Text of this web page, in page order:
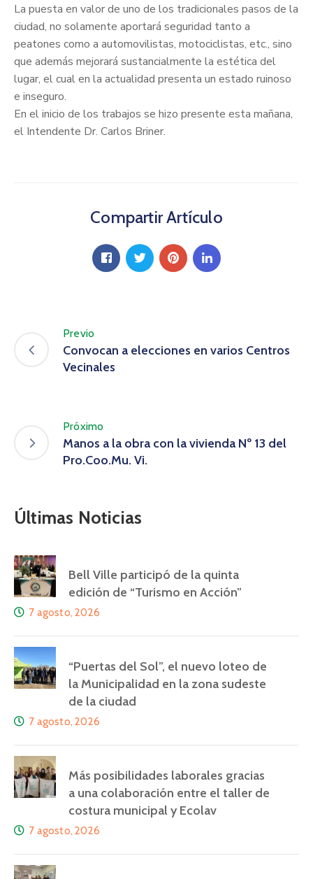
La puesta en valor de uno de los tradicionales pasos de la
ciudad, no solamente aportará seguridad tanto a
peatones como a automovilistas, motociclistas, etc., sino
que además mejorará sustancialmente la estética del
lugar, el cual en la actualidad presenta un estado ruinoso
e inseguro.
En el inicio de los trabajos se hizo presente esta mañana,
el Intendente Dr. Carlos Briner.
Compartir Artículo
Previo
Convocan a elecciones en varios Centros
Vecinales
Próximo
Manos a la obra con la vivienda Nº 13 del
Pro.Coo.Mu. Vi.
Últimas Noticias
Bell Ville participó de la quinta
edición de “Turismo en Acción”
7 agosto, 2026
“Puertas del Sol”, el nuevo loteo de
la Municipalidad en la zona sudeste
de la ciudad
7 agosto, 2026
Más posibilidades laborales gracias
a una colaboración entre el taller de
costura municipal y Ecolav
7 agosto, 2026